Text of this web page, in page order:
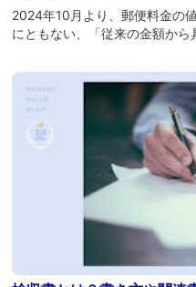
2024年10月より、郵便料金の
にともない、「従来の金額から